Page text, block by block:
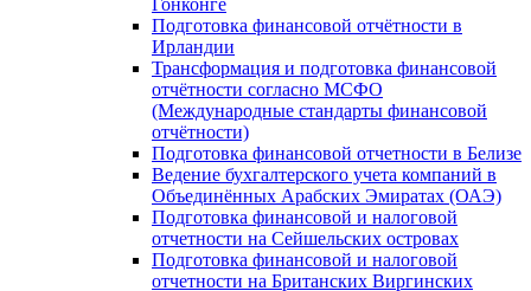
Гонконге
Подготовка финансовой отчётности в
Ирландии
Трансформация и подготовка финансовой
отчётности согласно МСФО
(Международные стандарты финансовой
отчётности)
Подготовка финансовой отчетности в Белизе
Ведение бухгалтерского учета компаний в
Объединённых Арабских Эмиратах (ОАЭ)
Подготовка финансовой и налоговой
отчетности на Сейшельских островах
Подготовка финансовой и налоговой
отчетности на Британских Виргинских